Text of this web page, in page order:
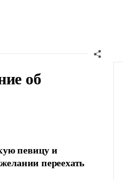
об
певицу и
переехать